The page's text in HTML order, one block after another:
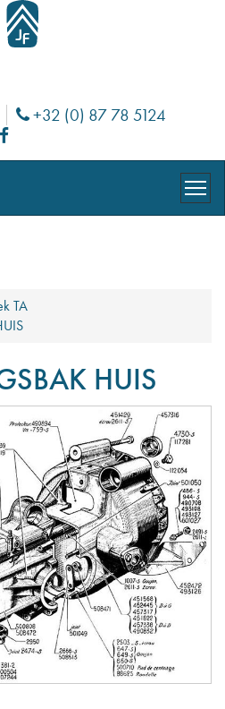
Phone
+32 (0) 87 78 5124
Facebook
TA
HUIS